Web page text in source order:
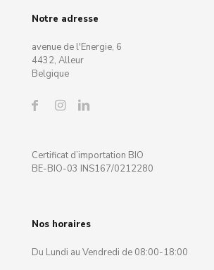
Notre adresse
avenue de l'Energie, 6
4432, Alleur
Belgique
Certificat d’importation BIO
BE-BIO-03 INS167/0212280
Nos horaires
Du Lundi au Vendredi de 08:00-18:00